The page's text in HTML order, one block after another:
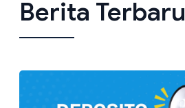
Berita Terbaru